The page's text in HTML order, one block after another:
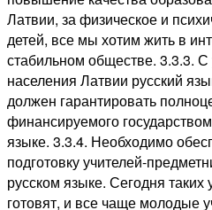
Латвии, за физическое и
детей, все мы хотим жить в
стабильном обществе. 3.3.3. С
населения Латвии русский
должен гарантировать
финансируемого
языке. 3.3.4. Необходимо
подготовку учителей-
русском языке. Сегодня таких
готовят, и все чаще молодые